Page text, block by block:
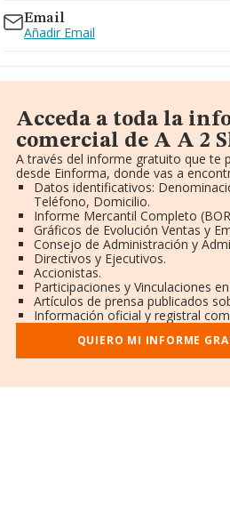
Email
Añadir Email
Acceda a toda la
comercial de A A 2
A través del informe gratuito que te
desde Einforma, donde vas a
Datos identificativos:
Teléfono, Domicilio.
Informe Mercantil Completo
Gráficos de Evolución Ventas y
Consejo de Administración y
Directivos y Ejecutivos.
Accionistas.
Participaciones y Vinculaciones
Artículos de prensa publicados
Información oficial y registral
QUIERO MI INFORME